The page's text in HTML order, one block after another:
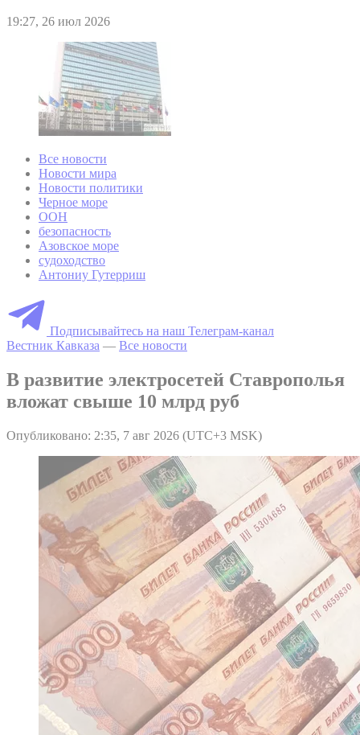
19:27, 26 июл 2026
Все новости
Новости мира
Новости политики
Черное море
ООН
безопасность
Азовское море
судоходство
Антониу Гутерриш
Подписывайтесь на наш Телеграм-канал
Вестник Кавказа — Все новости
В развитие электросетей Ставрополья
вложат свыше 10 млрд руб
Опубликовано: 2:35, 7 авг 2026 (UTC+3 MSK)